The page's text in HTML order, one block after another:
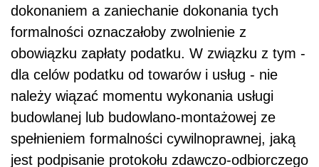
dokonaniem a zaniechanie dokonania tych
formalności oznaczałoby zwolnienie z
obowiązku zapłaty podatku. W związku z tym -
dla celów podatku od towarów i usług - nie
należy wiązać momentu wykonania usługi
budowlanej lub budowlano-montażowej ze
spełnieniem formalności cywilnoprawnej, jaką
jest podpisanie protokołu zdawczo-odbiorczego